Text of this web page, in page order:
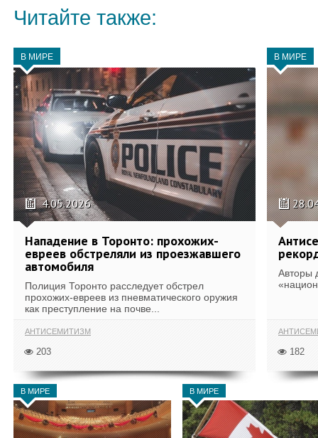
Читайте также:
В МИРЕ
4.05.2026
Нападение в Торонто: прохожих-
евреев обстреляли из проезжавшего
автомобиля
Полиция Торонто расследует обстрел
прохожих-евреев из пневматического оружия
как преступление на почве...
АНТИСЕМИТИЗМ
203
В МИРЕ
Авторы
182
В МИРЕ В МИРЕ